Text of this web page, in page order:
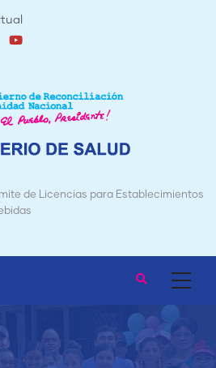
para Establecimientos de Alimentos